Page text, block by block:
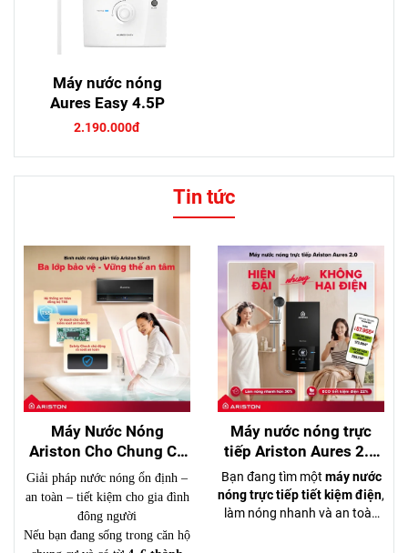
Máy nước nóng
Aures Easy 4.5P
2.190.000đ
Tin tức
Máy Nước Nóng
Ariston Cho Chung Cư
4–6 Người – Nên Chọn
Loại Nào?
Giải pháp nước nóng ổn định –
an toàn – tiết kiệm cho gia đình
đông người
Nếu bạn đang sống trong căn hộ
Máy nước nóng trực
tiếp Ariston Aures 2.0
– Hiện đại, tiết kiệm
điện, đáng mua nhất
2026
Bạn đang tìm một máy nước
nóng trực tiếp tiết kiệm điện,
làm nóng nhanh và an toàn